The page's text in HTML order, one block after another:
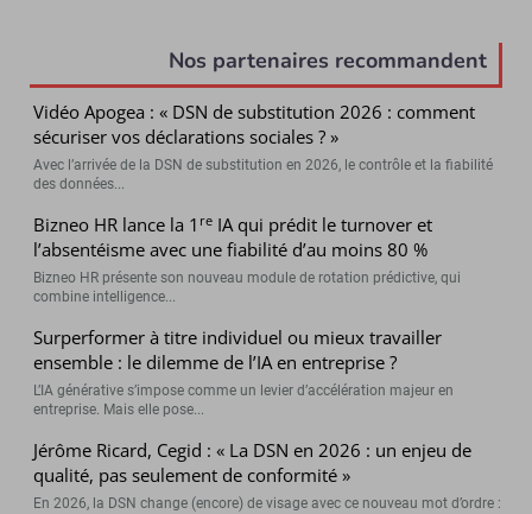
Nos partenaires recommandent
Vidéo Apogea : « DSN de substitution 2026 : comment
sécuriser vos déclarations sociales ? »
Avec l’arrivée de la DSN de substitution en 2026, le contrôle et la fiabilité
des données...
Bizneo HR lance la 1 re IA qui prédit le turnover et
l’absentéisme avec une fiabilité d’au moins 80 %
Bizneo HR présente son nouveau module de rotation prédictive, qui
combine intelligence...
Surperformer à titre individuel ou mieux travailler
ensemble : le dilemme de l’IA en entreprise ?
L’IA générative s’impose comme un levier d’accélération majeur en
entreprise. Mais elle pose...
Jérôme Ricard, Cegid : « La DSN en 2026 : un enjeu de
qualité, pas seulement de conformité »
En 2026, la DSN change (encore) de visage avec ce nouveau mot d’ordre :